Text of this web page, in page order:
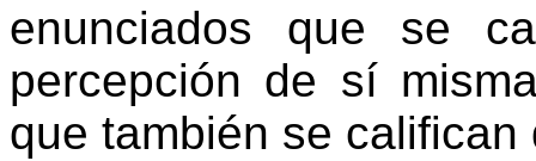
enunciados que se
percepción de sí
que también se califican